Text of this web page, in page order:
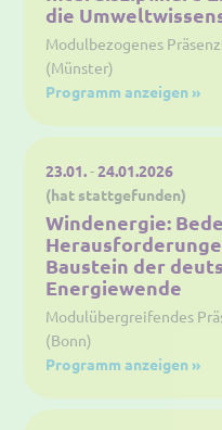
die
Modulbezogenes
(Münster)
Programm anzeigen »
23.01.-24.01.2026
(hat stattgefunden)
Windenergie:
Baustein der
Energiewende
Modulübergreifendes
(Bonn)
Programm anzeigen »